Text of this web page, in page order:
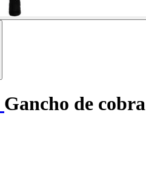
Gancho de cobra